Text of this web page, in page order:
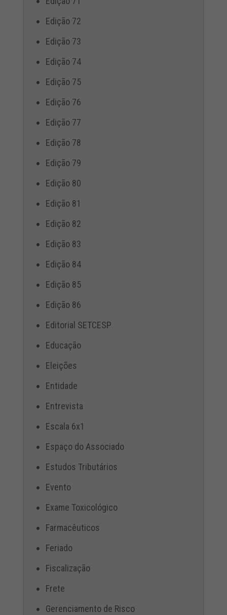
Edição 72
Edição 73
Edição 74
Edição 75
Edição 76
Edição 77
Edição 78
Edição 79
Edição 80
Edição 81
Edição 82
Edição 83
Edição 84
Edição 85
Edição 86
Editorial SETCESP
Educação
Eleições
Entidade
Entrevista
Escala 6x1
Espaço do Associado
Estudos Tributários
Evento
Exame Toxicológico
Farmacêuticos
Feriado
Fiscalização
Frete
Gerenciamento de Risco